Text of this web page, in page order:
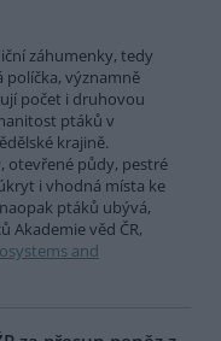
záhumenky, tedy
políčka, významně
počet i druhovou
ptáků v
krajině.
otevřené půdy, pestré
i vhodná místa ke
ptáků ubývá,
Akademie věd ČR,
and